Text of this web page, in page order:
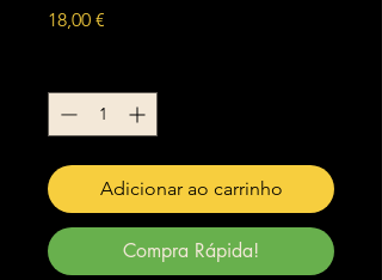
18,00 €
Adicionar ao carrinho
Compra Rápida!